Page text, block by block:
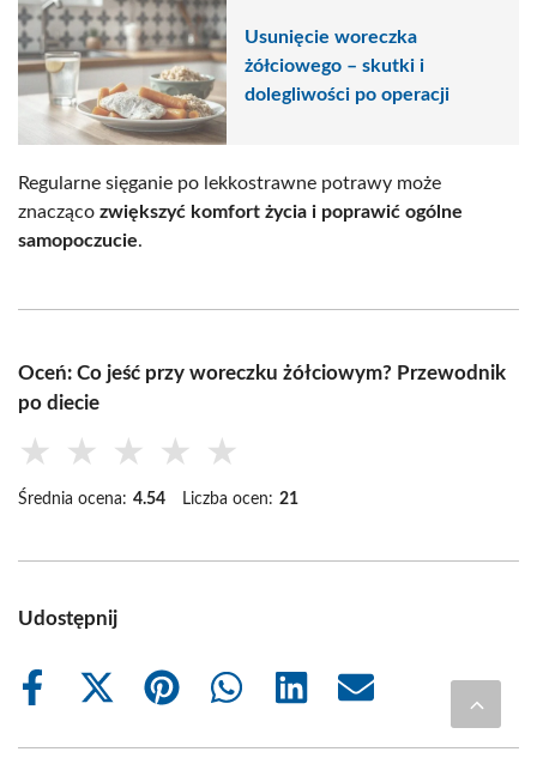
Usunięcie woreczka
żółciowego – skutki i
dolegliwości po operacji
Regularne sięganie po lekkostrawne potrawy może
znacząco zwiększyć komfort życia i poprawić ogólne
samopoczucie.
Oceń: Co jeść przy woreczku żółciowym? Przewodnik
po diecie
★ ★ ★ ★ ★
Średnia ocena: 4.54 Liczba ocen: 21
Udostępnij
Share
Share
(Twitter)
Share
Share
Share
Share